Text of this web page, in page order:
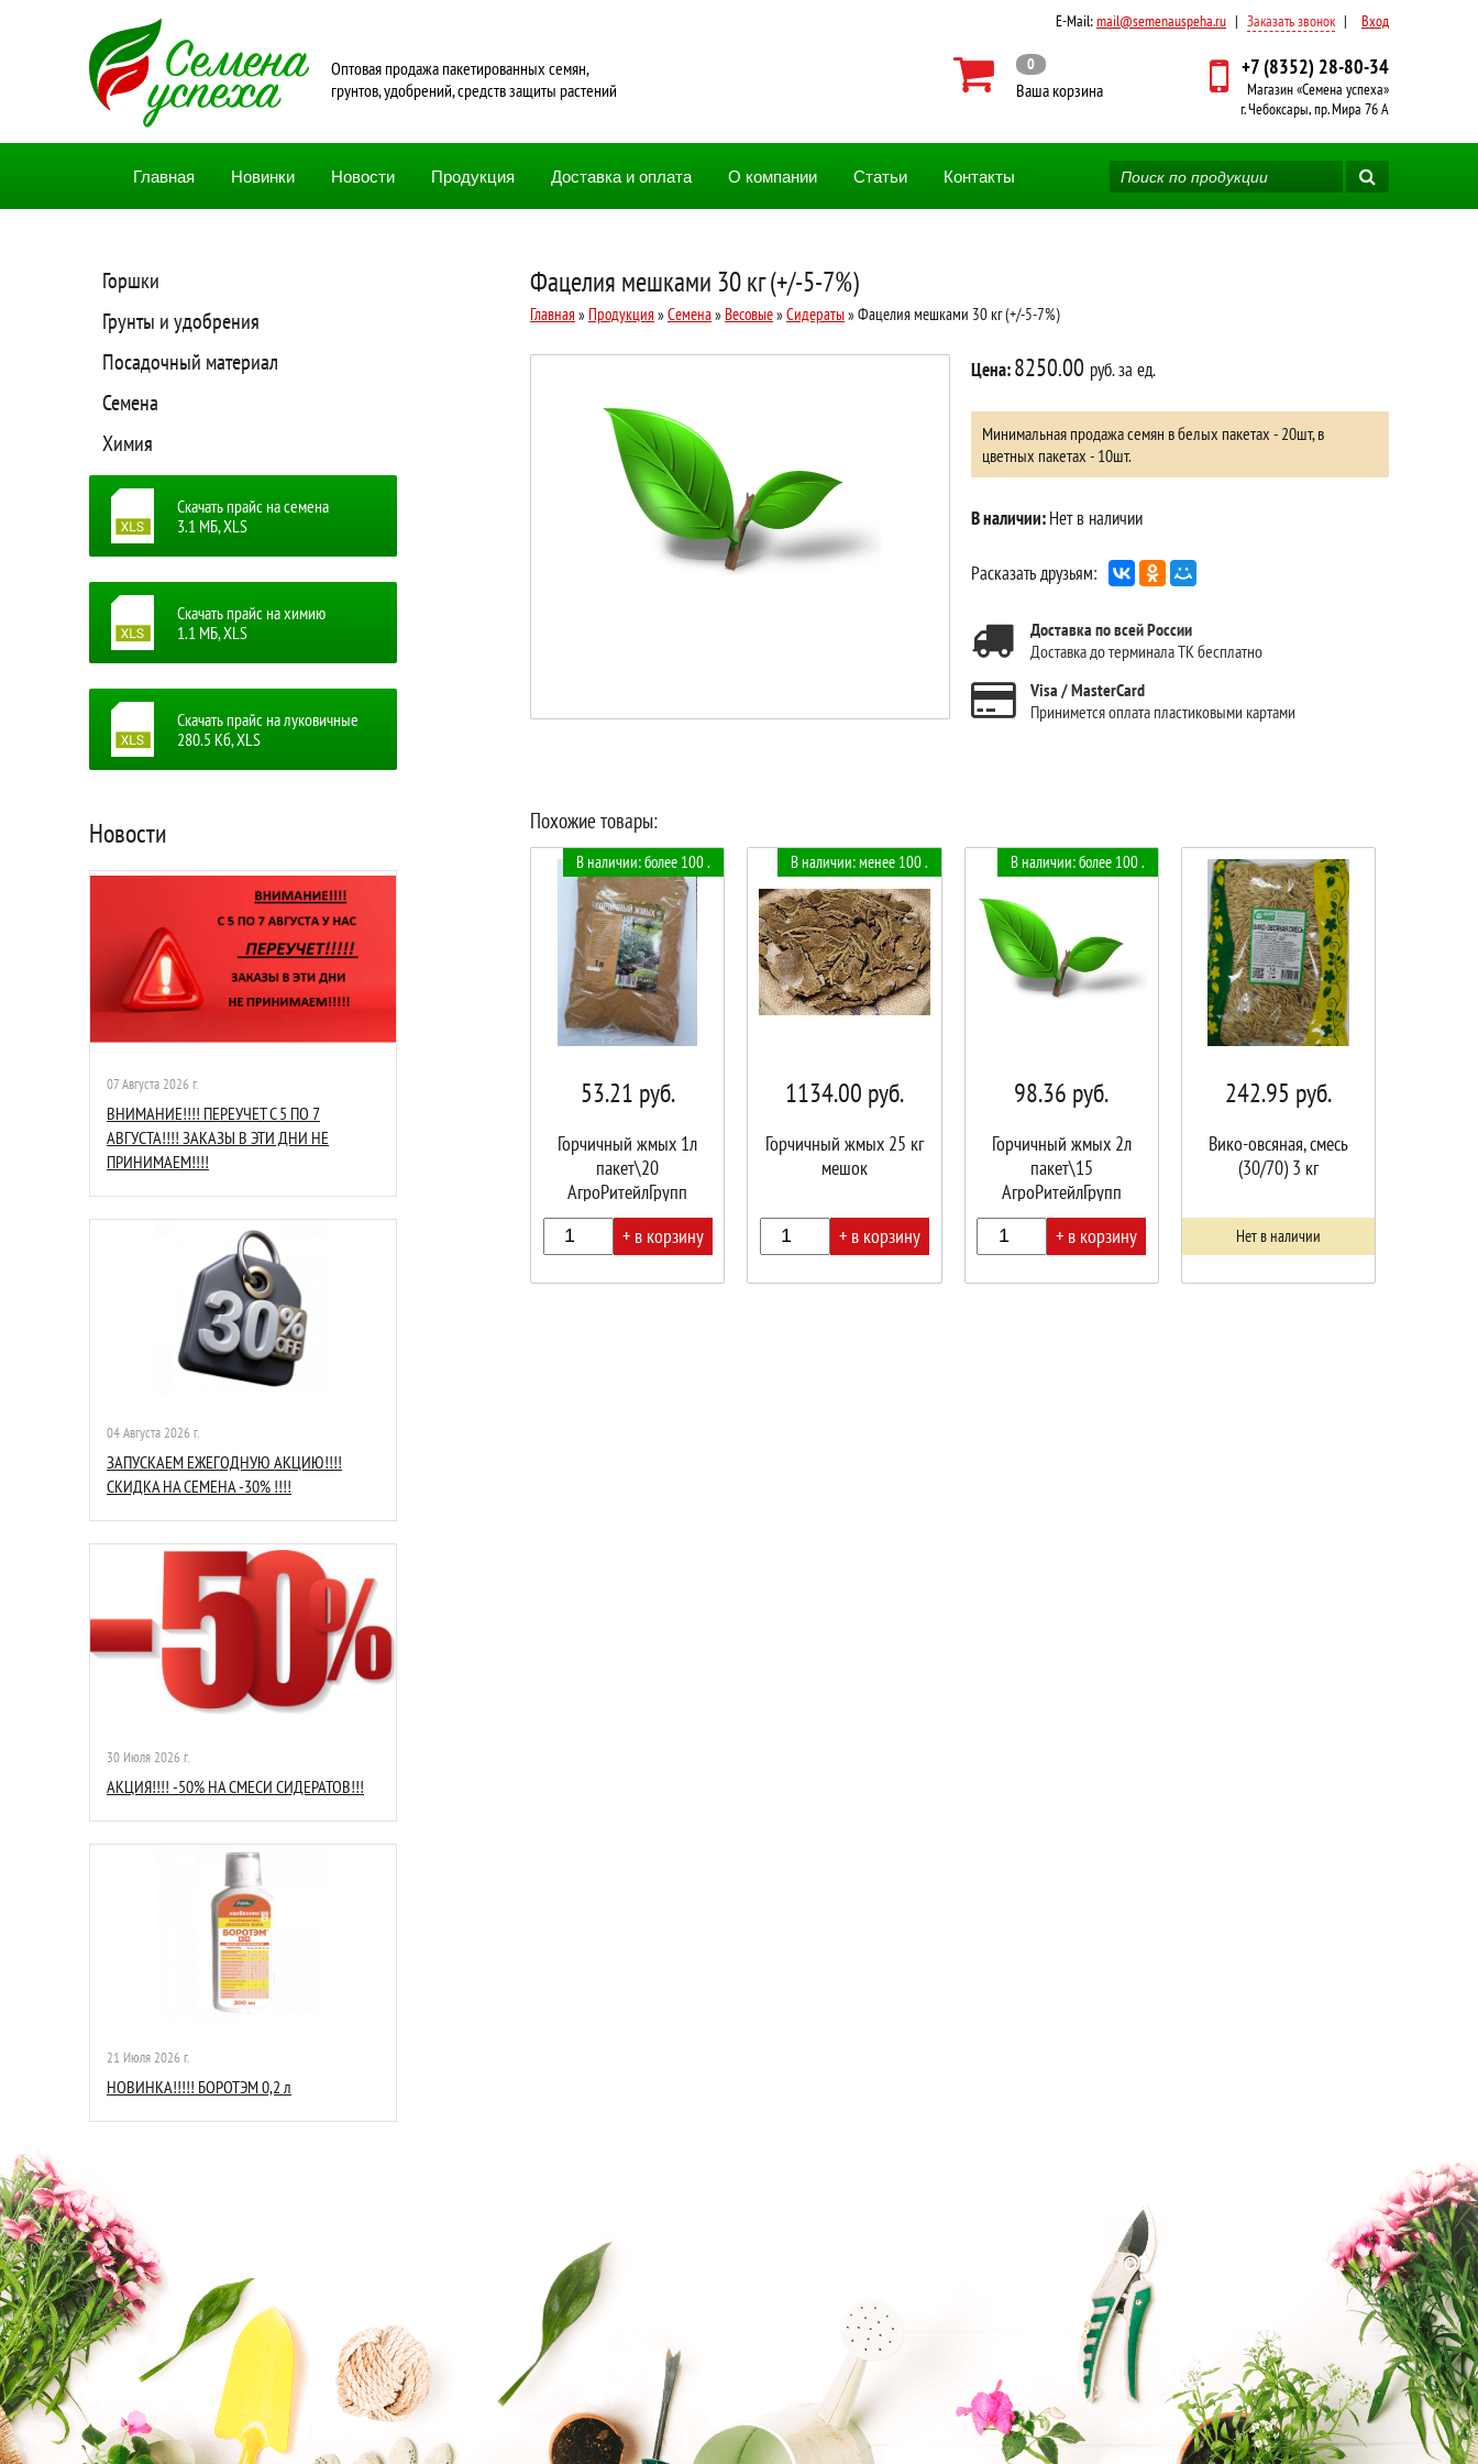
E-Mail:mail@semenauspeha.ru | Заказать звонок | Вход
Oптовая продажа пакетированных семян,
грунтов, удобрений, средств защиты растений
0
Ваша корзина
+7 (8352) 28-80-34
Магазин «Семена успеха»
г. Чебоксары, пр. Мира 76 А
Главная Новинки Новости Продукция Доставка и оплата О компании Статьи Контакты
Горшки
Грунты и удобрения
Посадочный материал
Семена
Химия
Скачать прайс на семена
3.1 MБ, XLS
Скачать прайс на химию
1.1 MБ, XLS
Скачать прайс на луковичные
280.5 Кб, XLS
Новости
07 Августа 2026 г.
ВНИМАНИЕ!!!! ПЕРЕУЧЕТ С 5 ПО 7
АВГУСТА!!!! ЗАКАЗЫ В ЭТИ ДНИ НЕ
ПРИНИМАЕМ!!!!
04 Августа 2026 г.
ЗАПУСКАЕМ ЕЖЕГОДНУЮ АКЦИЮ!!!!
СКИДКА НА СЕМЕНА -30% !!!!
30 Июля 2026 г.
АКЦИЯ!!!! -50% НА СМЕСИ СИДЕРАТОВ!!!
21 Июля 2026 г.
НОВИНКА!!!!! БОРОТЭМ 0,2 л
Фацелия мешками 30 кг (+/-5-7%)
Главная » Продукция »Семена» Весовые»Сидераты» Фацелия мешками 30 кг (+/-5-7%)
Цена:8250.00 руб. за ед.
Минимальная продажа семян в белых пакетах - 20шт, в
цветных пакетах - 10шт.
В наличии:Нет в наличии
Расказать друзьям:
Доставка по всей России
Доставка до терминала ТК бесплатно
Visa / MasterCard
Принимется оплата пластиковыми картами
Похожие товары:
В наличии: более 100 .
53.21 руб.
Горчичный жмых 1л
пакет\20
АгроРитейлГрупп
+ в корзину
В наличии: менее 100 .
1134.00 руб.
Горчичный жмых 25 кг
мешок
+ в корзину
В наличии: более 100 .
98.36 руб.
Горчичный жмых 2л
пакет\15
АгроРитейлГрупп
+ в корзину
242.95 руб.
Вико-овсяная, смесь
(30/70) 3 кг
Нет в наличии